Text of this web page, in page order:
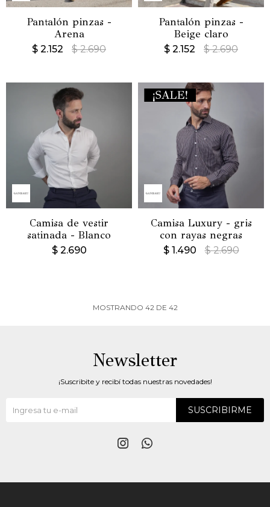
Pantalón pinzas -
Arena
$ 2.152 $ 2.690
Pantalón pinzas -
Beige claro
$ 2.152 $ 2.690
Camisa de vestir
satinada - Blanco
$ 2.690
Camisa Luxury - gris
con rayas negras
$ 1.490 $ 2.690
MOSTRANDO 42 DE 42
Newsletter
¡Suscribite y recibí todas nuestras novedades!
SUSCRIBIRME
 